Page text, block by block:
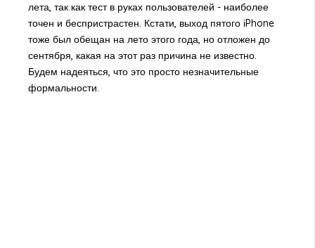
лета, так как тест в руках пользователей - наиболее
точен и беспристрастен. Кстати, выход пятого іPhone
тоже был обещан на лето этого года, но отложен до
сентября, какая на этот раз причина не известно.
Будем надеяться, что это просто незначительные
формальности.